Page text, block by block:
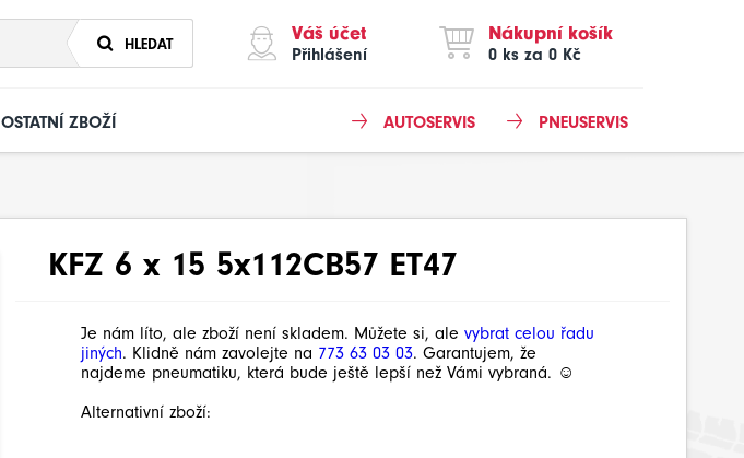
HLEDAT Váš účet
Přihlášení
Nákupní košík
0 ks za 0 Kč
OSTATNÍ ZBOŽÍ PNEUSERVIS
AUTOSERVIS
KFZ 6 x 15 5x112CB57 ET47
Je nám líto, ale zboží není skladem. Můžete si, ale vybrat celou řadu
jiných. Klidně nám zavolejte na 773 63 03 03. Garantujem, že
najdeme pneumatiku, která bude ještě lepší než Vámi vybraná. ☺
Alternativní zboží: